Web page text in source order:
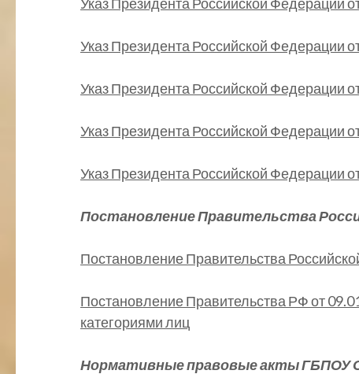
Указ Президента Российской Федерации
Указ Президента Российской Федерации
Указ Президента Российской Федерации
Указ Президента Российской Федерации
Постановление Правительства
Постановление Правительства
Постановление Правительства РФ от
категориями лиц
Нормативные правовые акты ГБПОУ